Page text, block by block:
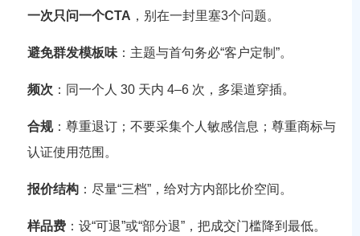
一次只问一个CTA ，别在一封里塞3个问题。
避免群发模板味 ：主题与首句务必“客户定制”。
频次 ：同一个人 30 天内 4–6 次，多渠道穿插。
合规：尊重退订；不要采集个人敏感信息；尊重商标与
认证使用范围。
报价结构 ：尽量“三档”，给对方内部比价空间。
样品费 ：设“可退”或“部分退”，把成交门槛降到最低。